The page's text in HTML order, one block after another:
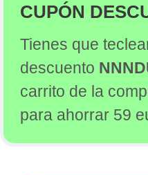
Dónde comprar la
CUPÓN
Tienes que
descuento
carrito de la
para ahorrar 59